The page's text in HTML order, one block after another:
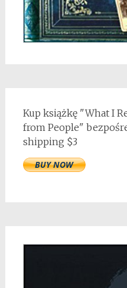
Kup książkę "What I
from People"
shipping $3